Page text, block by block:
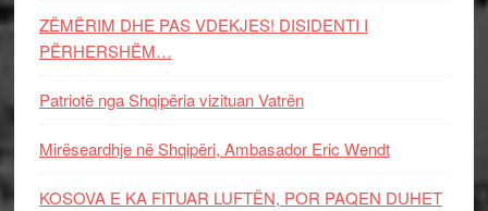
ZËMËRIM DHE PAS VDEKJES! DISIDENTI I
PËRHERSHËM…
Patriotë nga Shqipëria vizituan Vatrën
Mirëseardhje në Shqipëri, Ambasador Eric Wendt
KOSOVA E KA FITUAR LUFTËN, POR PAQEN DUHET